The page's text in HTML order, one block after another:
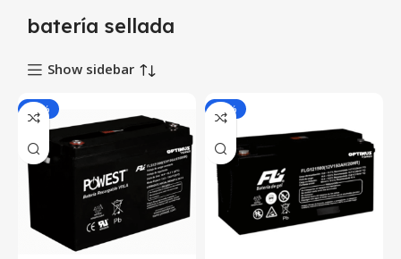
batería sellada
Show sidebar
-25% -25%